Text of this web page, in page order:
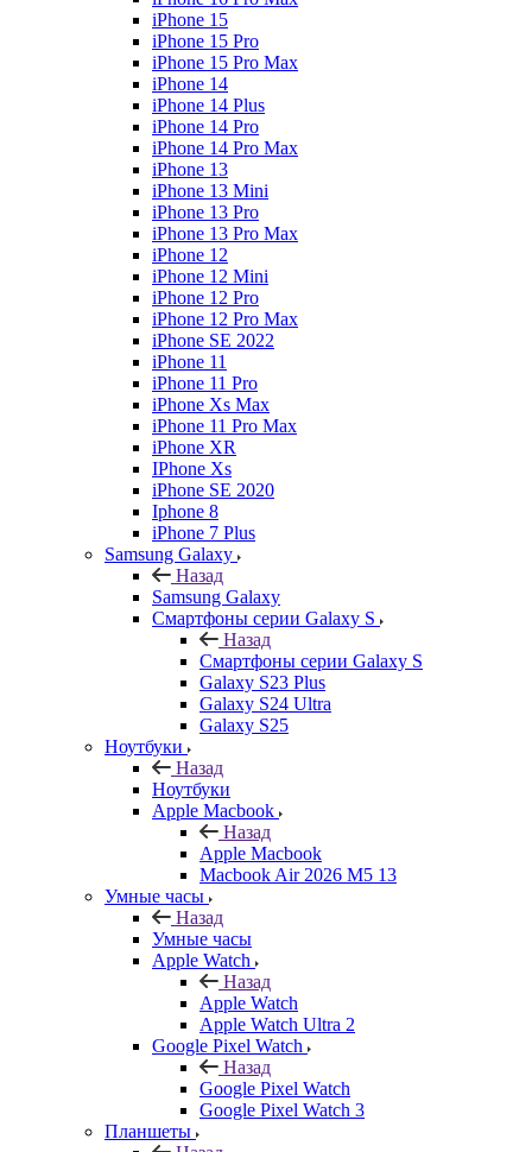
iPhone 15
iPhone 15 Pro
iPhone 15 Pro Max
iPhone 14
iPhone 14 Plus
iPhone 14 Pro
iPhone 14 Pro Max
iPhone 13
iPhone 13 Mini
iPhone 13 Pro
iPhone 13 Pro Max
iPhone 12
iPhone 12 Mini
iPhone 12 Pro
iPhone 12 Pro Max
iPhone SE 2022
iPhone 11
iPhone 11 Pro
iPhone Xs Max
iPhone 11 Pro Max
iPhone XR
IPhone Xs
iPhone SE 2020
Iphone 8
iPhone 7 Plus
Samsung Galaxy
Назад
Samsung Galaxy
Смартфоны серии Galaxy S
Назад
Смартфоны серии Galaxy S
Galaxy S23 Plus
Galaxy S24 Ultra
Galaxy S25
Ноутбуки
Назад
Ноутбуки
Apple Macbook
Назад
Apple Macbook
Macbook Air 2026 M5 13
Умные часы
Назад
Умные часы
Apple Watch
Назад
Apple Watch
Apple Watch Ultra 2
Google Pixel Watch
Назад
Google Pixel Watch
Google Pixel Watch 3
Планшеты